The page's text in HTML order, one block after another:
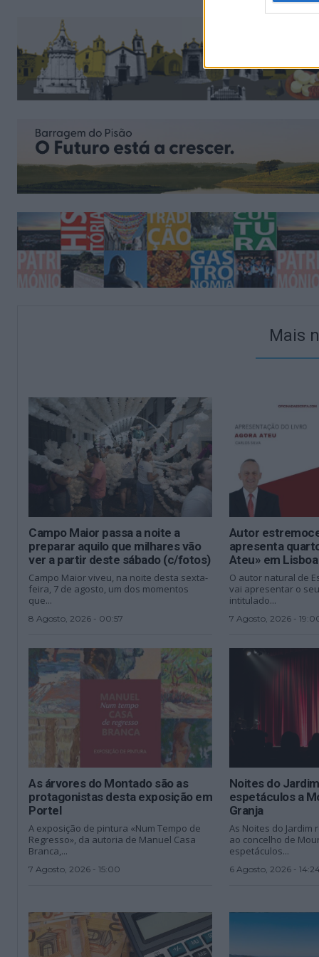
Mais
Campo Maior passa a noite a
preparar aquilo que milhares vão
ver a partir deste sábado (c/fotos)
Campo Maior viveu, na noite desta sexta-
feira, 7 de agosto, um dos momentos
que...
8 Agosto, 2026 - 00:57
Autor
apresenta
Ateu» em Lisboa
O autor natural de
vai apresentar o
intitulado...
7 Agosto, 2026 -
As árvores do Montado são as
protagonistas desta exposição em
Portel
A exposição de pintura «Num Tempo de
Regresso», da autoria de Manuel Casa
Branca,...
7 Agosto, 2026 - 15:00
Noites do
espetáculos a
Granja
As Noites do Jardim
ao concelho de
espetáculos...
6 Agosto, 2026 -